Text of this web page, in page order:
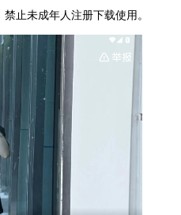
止未成年人注册下载使用。